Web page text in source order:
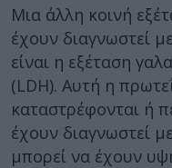
Μια άλλη κοινή
έχουν διαγνωστεί
είναι η εξέταση
(LDH). Αυτή η
καταστρέφονται ή
έχουν διαγνωστεί
μπορεί να έχουν